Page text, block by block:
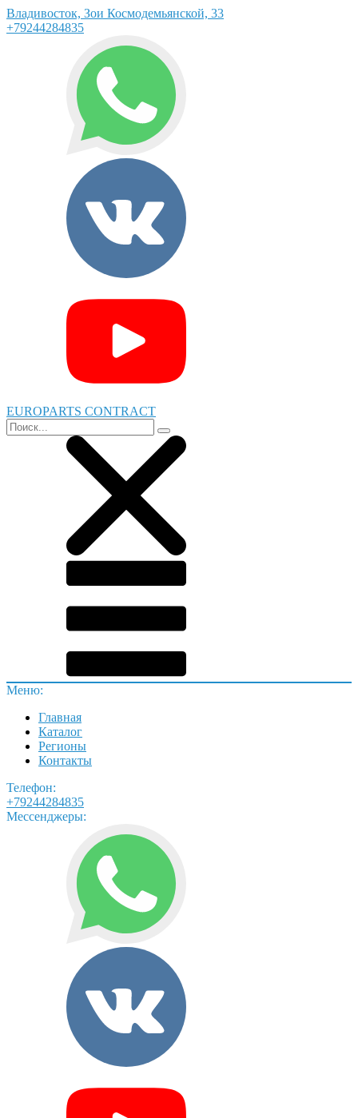
Владивосток, Зои Космодемьянской, 33
+79244284835
EUROPARTS CONTRACT
Меню:
Главная
Каталог
Регионы
Контакты
Телефон:
+79244284835
Мессенджеры: